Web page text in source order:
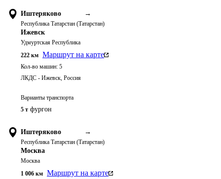
Иштеряково →
Республика Татарстан (Татарстан)
Ижевск
Удмуртская Республика
222 км Маршрут на карте
Кол-во машин: 5
ЛКДС - Ижевск, Россия
Варианты транспорта
5 т фургон
Иштеряково →
Республика Татарстан (Татарстан)
Москва
Москва
1 006 км Маршрут на карте